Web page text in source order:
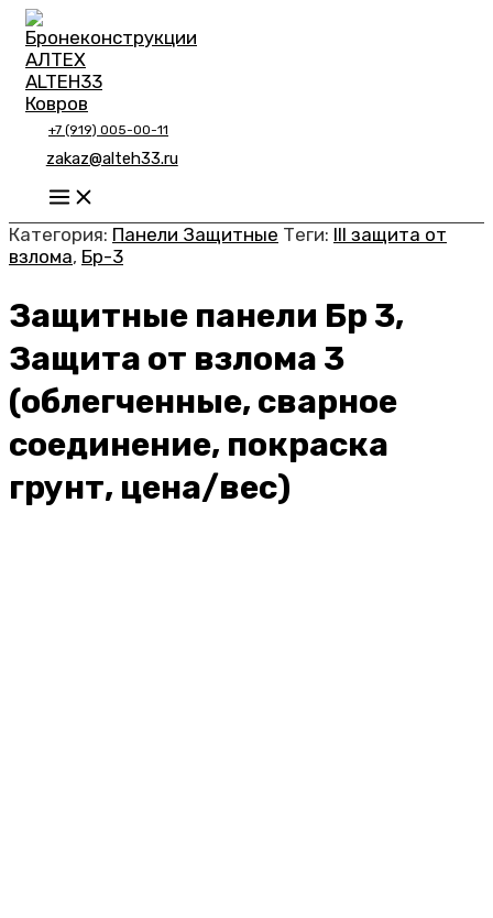
Перейти
содержимому
+7 (919) 005-00-11
zakaz@alteh33.ru
Main
Menu
Категория: Панели Защитные Теги: III защита от
взлома, Бр-3
Защитные панели Бр 3,
Защита от взлома 3
(облегченные, сварное
соединение, покраска
грунт, цена/вес)